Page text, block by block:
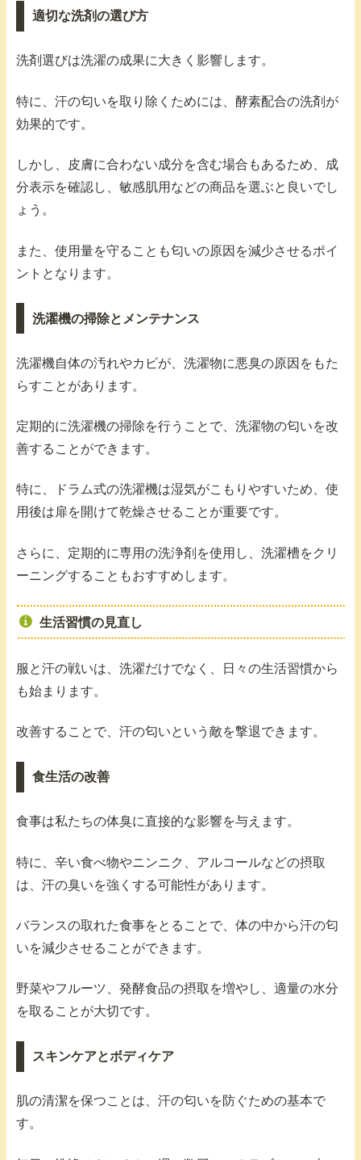
適切な洗剤の選び方
洗剤選びは洗濯の成果に大きく影響します。
特に、汗の匂いを取り除くためには、酵素配合の洗剤が
効果的です。
しかし、皮膚に合わない成分を含む場合もあるため、成
分表示を確認し、敏感肌用などの商品を選ぶと良いでし
ょう。
また、使用量を守ることも匂いの原因を減少させるポイ
ントとなります。
洗濯機の掃除とメンテナンス
洗濯機自体の汚れやカビが、洗濯物に悪臭の原因をもた
らすことがあります。
定期的に洗濯機の掃除を行うことで、洗濯物の匂いを改
善することができます。
特に、ドラム式の洗濯機は湿気がこもりやすいため、使
用後は扉を開けて乾燥させることが重要です。
さらに、定期的に専用の洗浄剤を使用し、洗濯槽をクリ
ーニングすることもおすすめします。
生活習慣の見直し
服と汗の戦いは、洗濯だけでなく、日々の生活習慣から
も始まります。
改善することで、汗の匂いという敵を撃退できます。
食生活の改善
食事は私たちの体臭に直接的な影響を与えます。
特に、辛い食べ物やニンニク、アルコールなどの摂取
は、汗の臭いを強くする可能性があります。
バランスの取れた食事をとることで、体の中から汗の匂
いを減少させることができます。
野菜やフルーツ、発酵食品の摂取を増やし、適量の水分
を取ることが大切です。
スキンケアとボディケア
肌の清潔を保つことは、汗の匂いを防ぐための基本で
す。